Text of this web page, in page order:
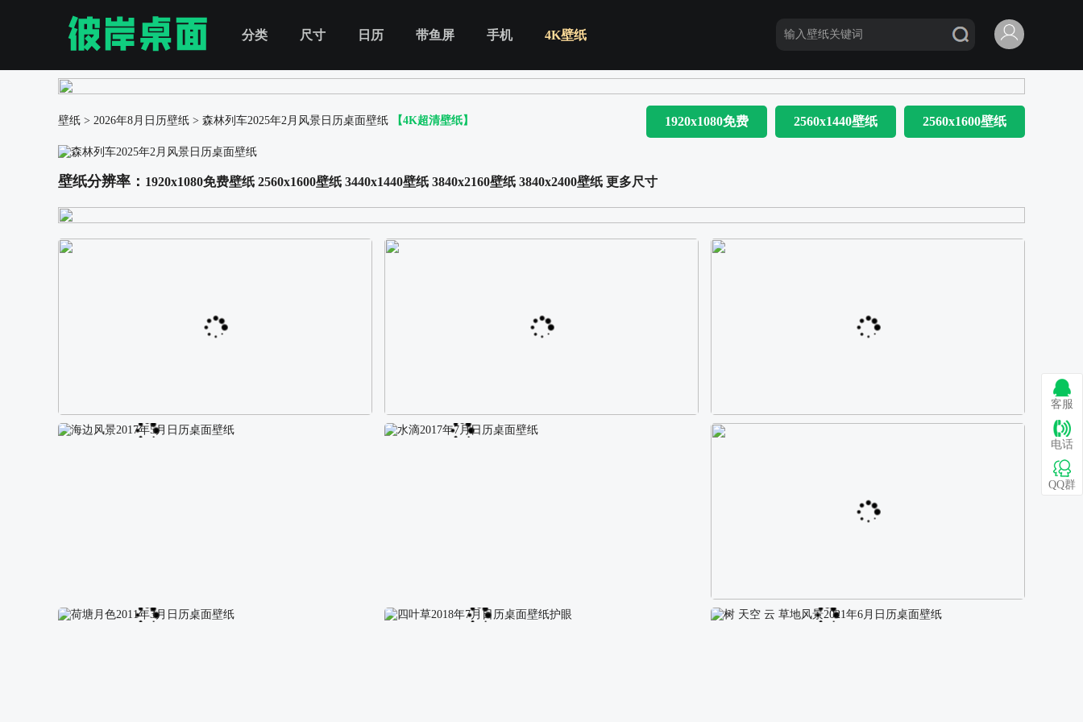
分类 尺寸 日历 带鱼屏 手机 4K壁纸
壁纸 > 2026年8月日历壁纸 > 森林列车2025年2月风景日历桌面壁纸 【4K超清壁纸】 1920x1080免费 2560x1440壁纸 2560x1600壁纸
壁纸分辨率： 1920x1080免费壁纸 2560x1600壁纸 3440x1440壁纸 3840x2160壁纸 3840x2400壁纸 更多尺寸
阿尔卑斯山区自然风景壁纸 校园长发可爱美女4K电脑壁纸 巴图 古风白衣女孩骑马壁纸
海边风景2017年5月日历桌面壁纸 水滴2017年7月日历桌面壁纸
客服
电话
QQ群